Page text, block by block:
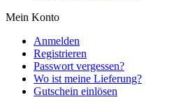
Mein Konto
Anmelden
Registrieren
Passwort vergessen?
Wo ist meine Lieferung?
Gutschein einlösen